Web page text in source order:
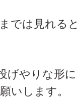
では見れる
げやりな形
いします。